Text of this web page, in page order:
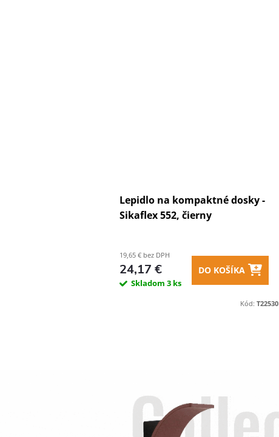
Lepidlo na kompaktné dosky -
Sikaflex 552, čierny
19,65 € bez DPH
24,17 €
Skladom 3 ks
DO KOŠÍKA
Kód: T22530